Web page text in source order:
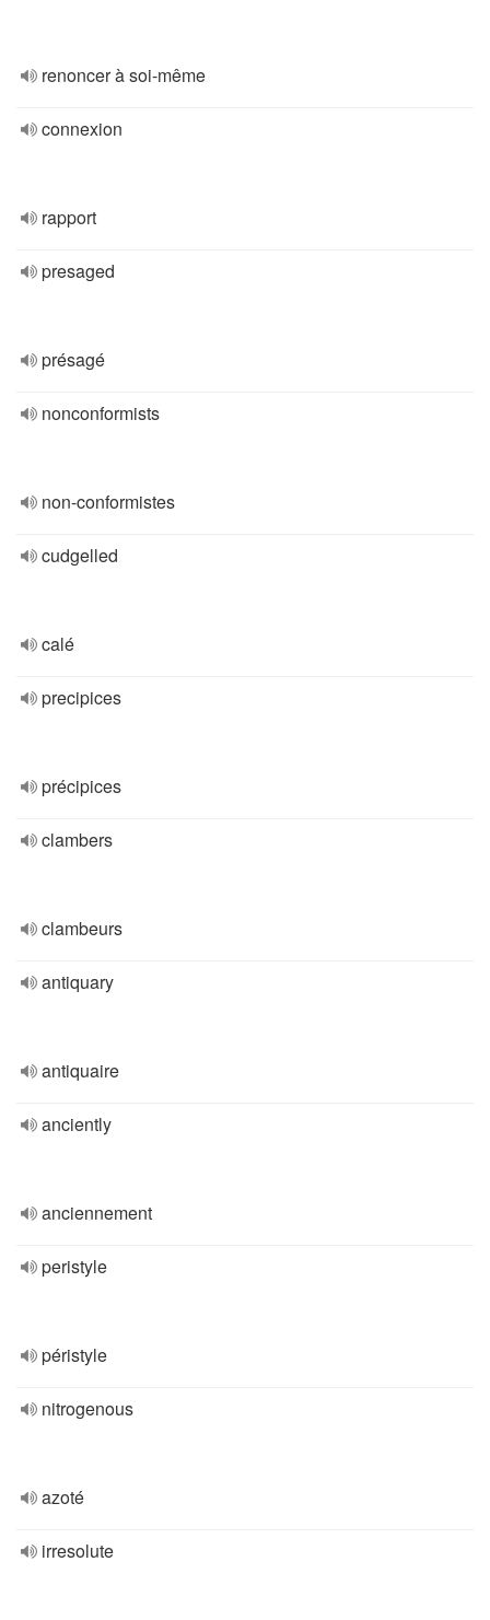
renoncer à soi-même
connexion
rapport
presaged
présagé
nonconformists
non-conformistes
cudgelled
calé
precipices
précipices
clambers
clambeurs
antiquary
antiquaire
anciently
anciennement
peristyle
péristyle
nitrogenous
azoté
irresolute